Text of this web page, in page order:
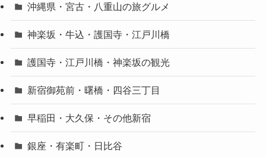
沖縄県・宮古・八重山の旅グルメ
神楽坂・牛込・護国寺・江戸川橋
護国寺・江戸川橋・神楽坂の観光
新宿御苑前・曙橋・四谷三丁目
早稲田・大久保・その他新宿
銀座・有楽町・日比谷